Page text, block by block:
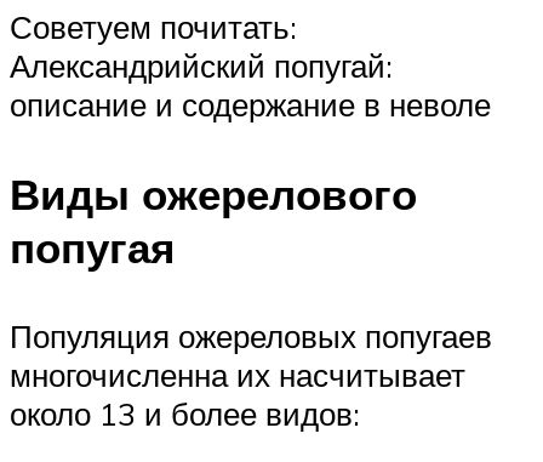
Советуем почитать:
Александрийский попугай:
описание и содержание в неволе
Виды ожерелового
попугая
Популяция ожереловых попугаев
многочисленна их насчитывает
около 13 и более видов: